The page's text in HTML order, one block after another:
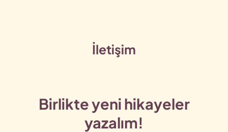
İletişim
Birlikte yeni hikayeler
yazalım!